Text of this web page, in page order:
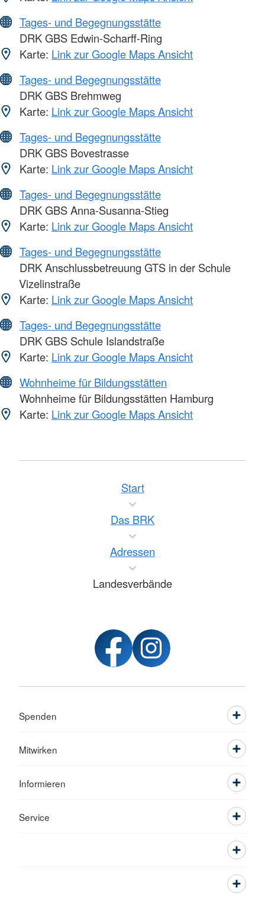
Tages- und Begegnungsstätte
DRK GBS Edwin-Scharff-Ring
Karte: Link zur Google Maps Ansicht
Tages- und Begegnungsstätte
DRK GBS Brehmweg
Karte: Link zur Google Maps Ansicht
Tages- und Begegnungsstätte
DRK GBS Bovestrasse
Karte: Link zur Google Maps Ansicht
Tages- und Begegnungsstätte
DRK GBS Anna-Susanna-Stieg
Karte: Link zur Google Maps Ansicht
Tages- und Begegnungsstätte
DRK Anschlussbetreuung GTS in der Schule
Vizelinstraße
Karte: Link zur Google Maps Ansicht
Tages- und Begegnungsstätte
DRK GBS Schule Islandstraße
Karte: Link zur Google Maps Ansicht
Wohnheime für Bildungsstätten
Wohnheime für Bildungsstätten Hamburg
Karte: Link zur Google Maps Ansicht
Start
Das BRK
Adressen
Landesverbände
Spenden
Mitwirken
Informieren
Service